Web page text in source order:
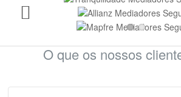
O que os nossos